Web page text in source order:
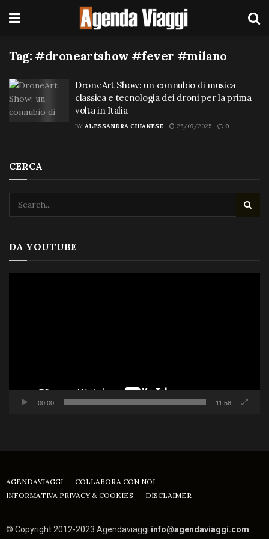
Tag: #droneartshow #fever #milano
DroneArt Show: un connubio di musica
classica e tecnologia dei droni per la prima
volta in Italia
BY ALESSANDRA CHIANESE 25/07/2025 0
CERCA
DA YOUTUBE
00:00 11:58
AGENDAVIAGGI
COLLABORA CON NOI
INFORMATIVA PRIVACY & COOKIES
DISCLAIMER
© Copyright 2012-2023 Agendaviaggi info@agendaviaggi.com